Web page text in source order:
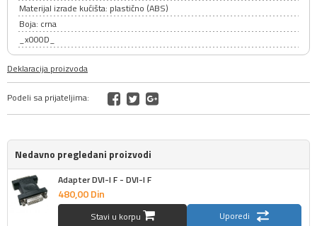
Materijal izrade kućišta: plastično (ABS)
Boja: crna
_x000D_
Deklaracija proizvoda
Podeli sa prijateljima:
Nedavno pregledani proizvodi
Adapter DVI-I F - DVI-I F
480,00Din
Stavi u korpu Uporedi